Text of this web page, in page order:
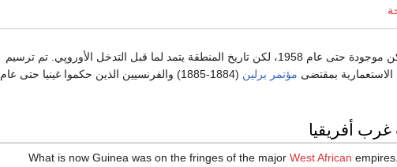
المعاصرة لم تكن موجودة حتى عام 1958، لكن تاريخ المنطقة يتمد لما قبل التدخل الأوروپي. تم ترسيم
الاستعمارية بمقتضى مؤتمر برلين
(1884-1885) والفرنسيين الذين حكموا غينيا حتى عام
أفريقيا
What is now Guinea was on the fringes of the major West African